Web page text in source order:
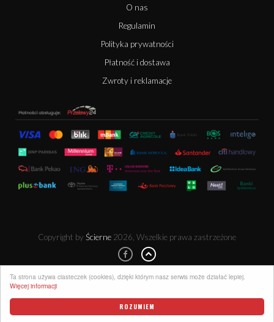
ROZUMIEM
Ta strona używa ciasteczek (cookies), dzięki którym nasz serwis może działać lepiej.
Więcej informacji
O nas
Regulamin
Polityka prywatności
Płatność i dostawa
Zwroty i reklamacje
Copyright by Ścierne 2026, Wszelkie prawa zastrzeżone